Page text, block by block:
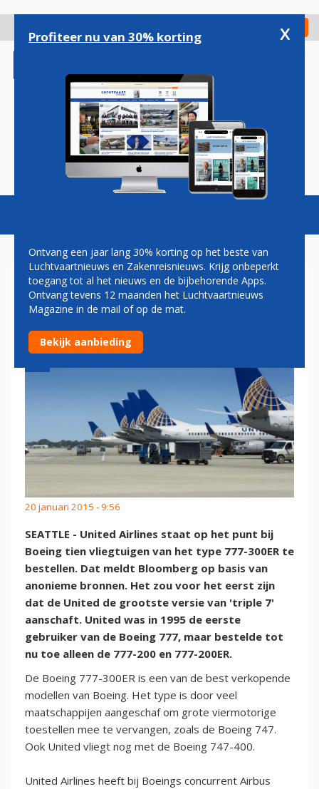
gaan
Check in
Magazine Podcasts Vacatures
'ORDER UNITED VOOR
BOEING 777-300ER NABIJ'
20 januari 2015 - 9:56
SEATTLE - United Airlines staat op het punt bij
Boeing tien vliegtuigen van het type 777-300ER te
bestellen. Dat meldt Bloomberg op basis van
anonieme bronnen. Het zou voor het eerst zijn
dat de United de grootste versie van 'triple 7'
aanschaft. United was in 1995 de eerste
gebruiker van de Boeing 777, maar bestelde tot
nu toe alleen de 777-200 en 777-200ER.
De Boeing 777-300ER is een van de best verkopende
modellen van Boeing. Het type is door veel
maatschappijen aangeschaf om grote viermotorige
toestellen mee te vervangen, zoals de Boeing 747.
Ook United vliegt nog met de Boeing 747-400.
United Airlines heeft bij Boeings concurrent Airbus
Profiteer nu van 30% korting x
Ontvang een jaar lang 30% korting op het beste van
Luchtvaartnieuws en Zakenreisnieuws. Krijg onbeperkt
toegang tot al het nieuws en de bijbehorende Apps.
Ontvang tevens 12 maanden het Luchtvaartnieuws
Magazine in de mail of op de mat.
Bekijk aanbieding